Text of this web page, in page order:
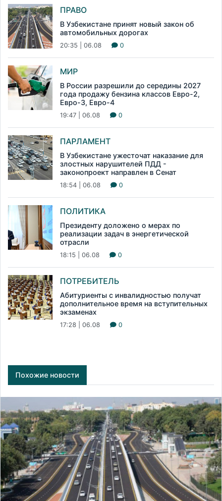
ПРАВО
В Узбекистане принят новый закон об
автомобильных дорогах
20:35 | 06.08 0
МИР
В России разрешили до середины 2027
года продажу бензина классов Евро-2,
Евро-3, Евро-4
19:47 | 06.08 0
ПАРЛАМЕНТ
В Узбекистане ужесточат наказание для
злостных нарушителей ПДД -
законопроект направлен в Сенат
18:54 | 06.08 0
ПОЛИТИКА
Президенту доложено о мерах по
реализации задач в энергетической
отрасли
18:15 | 06.08 0
ПОТРЕБИТЕЛЬ
Абитуриенты с инвалидностью получат
дополнительное время на вступительных
экзаменах
17:28 | 06.08 0
Похожие новости